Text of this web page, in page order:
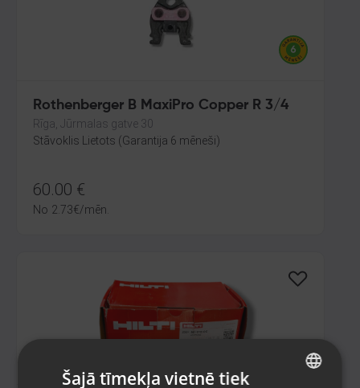
Rothenberger B MaxiPro Copper R 3/4
Rīga, Jūrmalas gatve 30
Stāvoklis Lietots (Garantija 6 mēneši)
60.00 €
No 2.73€/mēn.
Šajā tīmekļa vietnē tiek